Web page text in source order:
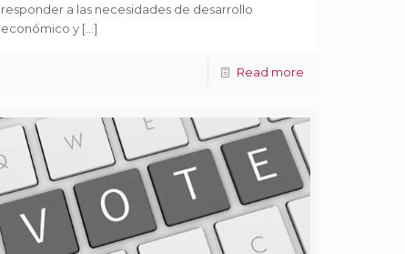
responder a las necesidades de desarrollo
económico y[…]
Read more